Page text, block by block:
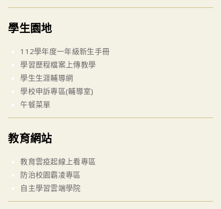
學生園地
112學年度一年級新生手冊
學習歷程檔案上傳教學
學生生涯輔導網
學校申訴專區(輔導室)
午餐菜單
教育網站
教育雲疫起線上看專區
防治校園霸凌專區
自主學習雲端學院